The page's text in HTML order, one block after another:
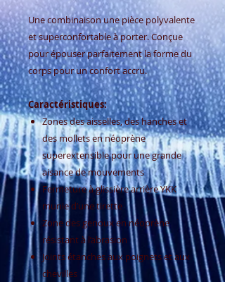
Une combinaison une pièce polyvalente
et superconfortable à porter. Conçue
pour épouser parfaitement la forme du
corps pour un confort accru.
Caractéristiques:
Zones des aisselles, des hanches et
des mollets en néoprène
superextensible pour une grande
aisance de mouvements
Fermeture à glissière arrière YKK
munie d’une tirette
Zone des genoux en néoprène
résistant à l’abrasion
Joints étanches aux poignets et aux
chevilles